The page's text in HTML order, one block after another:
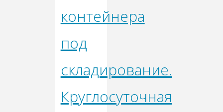
контейнера
под
складирование.
Круглосуточная